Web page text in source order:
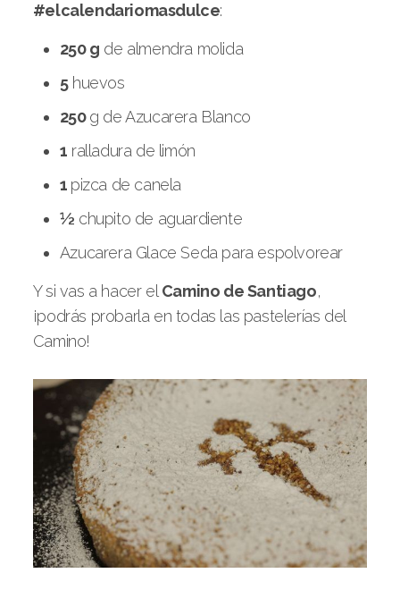
#elcalendariomasdulce:
250 g de almendra molida
5huevos
250g de Azucarera Blanco
1 ralladura de limón
1 pizca de canela
½ chupito de aguardiente
Azucarera Glace Seda para espolvorear
Y si vas a hacer el Camino de Santiago,
¡podrás probarla en todas las pastelerías del
Camino!